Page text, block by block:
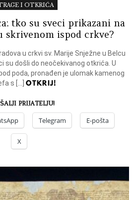
I OTKRIĆA
tko su sveci prikazani na
skrivenom ispod crkve?
u crkvi sv. Marije Snježne u Belcu
su došli do neočekivanog otkrića. U
poda, pronađen je ulomak kamenog
s […]OTKRIJ!
PRIJATELJU!
Telegram E-pošta
X